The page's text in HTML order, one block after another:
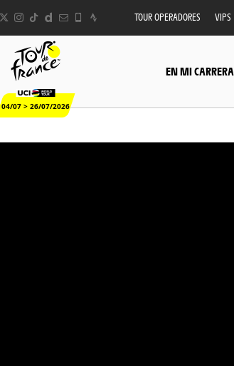
TOUR OPERADORES VIPS
04/07 > 26/07/2026
EN MI CARRERA